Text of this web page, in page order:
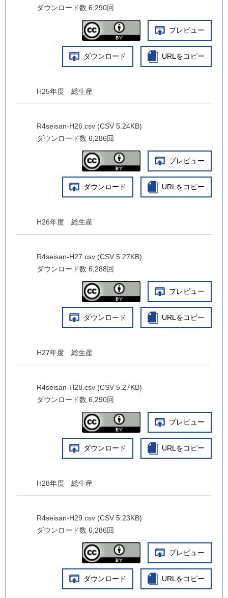
ダウンロード数 6,290回
プレビュー
ダウンロード URLをコピー
H25年度 総生産
R4seisan-H26.csv (CSV 5.24KB)
ダウンロード数 6,286回
プレビュー
ダウンロード URLをコピー
H26年度 総生産
R4seisan-H27.csv (CSV 5.27KB)
ダウンロード数 6,288回
プレビュー
ダウンロード URLをコピー
H27年度 総生産
R4seisan-H28.csv (CSV 5.27KB)
ダウンロード数 6,290回
プレビュー
ダウンロード URLをコピー
H28年度 総生産
R4seisan-H29.csv (CSV 5.23KB)
ダウンロード数 6,286回
プレビュー
ダウンロード URLをコピー